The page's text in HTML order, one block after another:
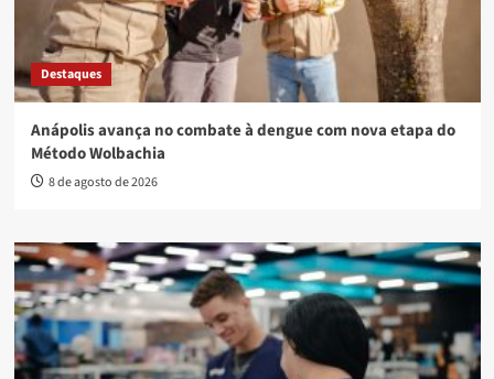
Destaques
Anápolis avança no combate à dengue com nova etapa do
Método Wolbachia
8 de agosto de 2026